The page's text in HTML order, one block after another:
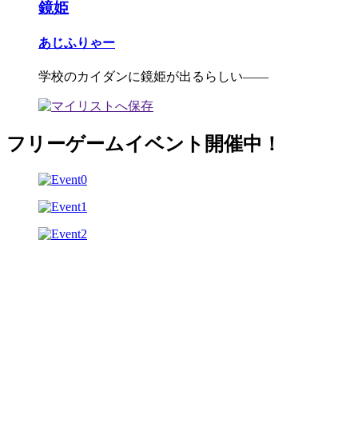
鏡姫
あじふりゃー
学校のカイダンに鏡姫が出るらしい――
フリーゲームイベント開催中！